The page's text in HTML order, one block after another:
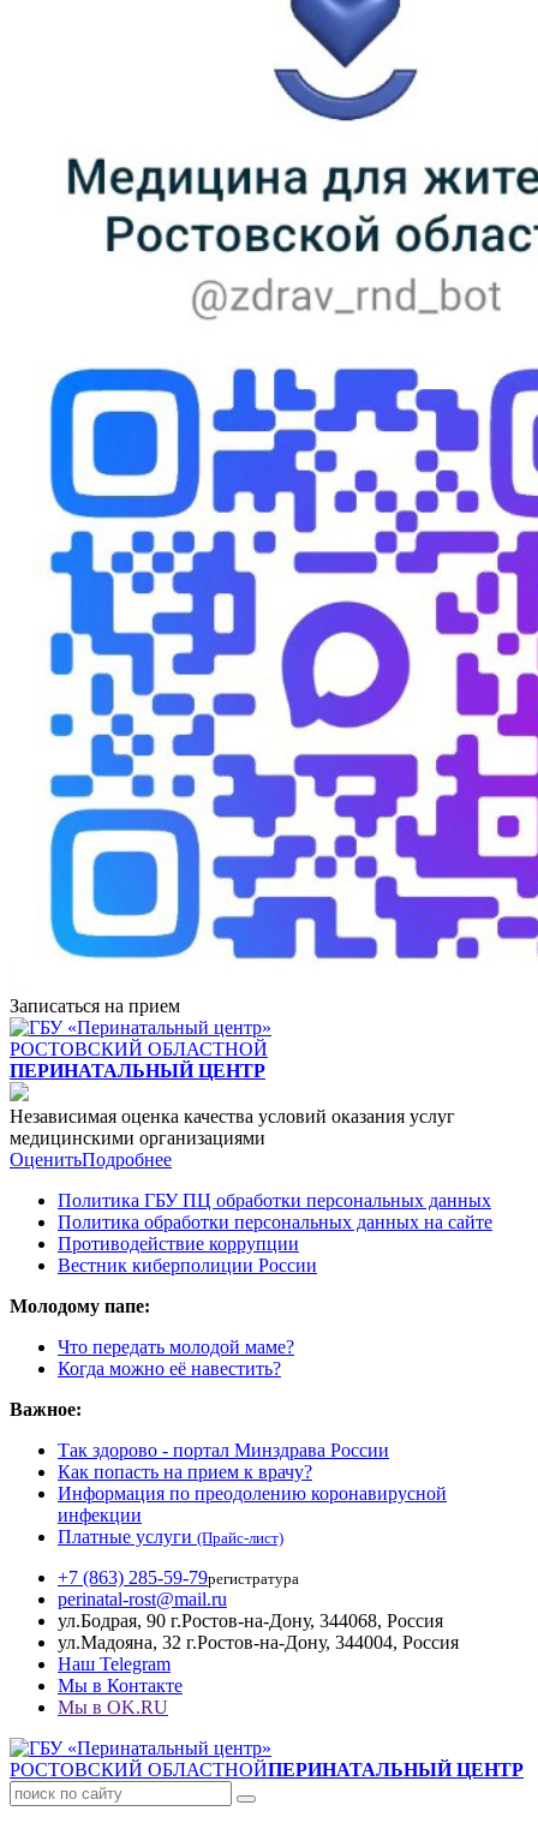
Записаться на прием
РОСТОВСКИЙ ОБЛАСТНОЙ
ПЕРИНАТАЛЬНЫЙ ЦЕНТР
Независимая оценка качества условий оказания услуг
медицинскими организациями
ОценитьПодробнее
Политика ГБУ ПЦ обработки персональных данных
Политика обработки персональных данных на сайте
Противодействие коррупции
Вестник киберполиции России
Молодому папе:
Что передать молодой маме?
Когда можно её навестить?
Важное:
Так здорово - портал Минздрава России
Как попасть на прием к врачу?
Информация по преодолению коронавирусной
инфекции
Платные услуги (Прайс-лист)
+7 (863) 285-59-79регистратура
perinatal-rost@mail.ru
ул.Бодрая, 90 г.Ростов-на-Дону, 344068, Россия
ул.Мадояна, 32 г.Ростов-на-Дону, 344004, Россия
Наш Telegram
Мы в Контакте
Мы в OK.RU
РОСТОВСКИЙ ОБЛАСТНОЙПЕРИНАТАЛЬНЫЙ ЦЕНТР